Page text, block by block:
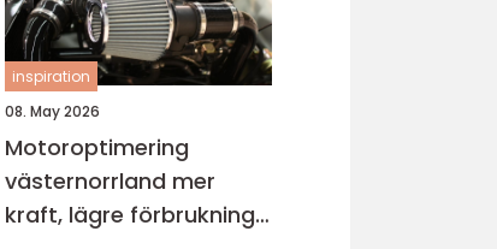
inspiration
08. May 2026
Motoroptimering
västernorrland mer
kraft, lägre förbrukning